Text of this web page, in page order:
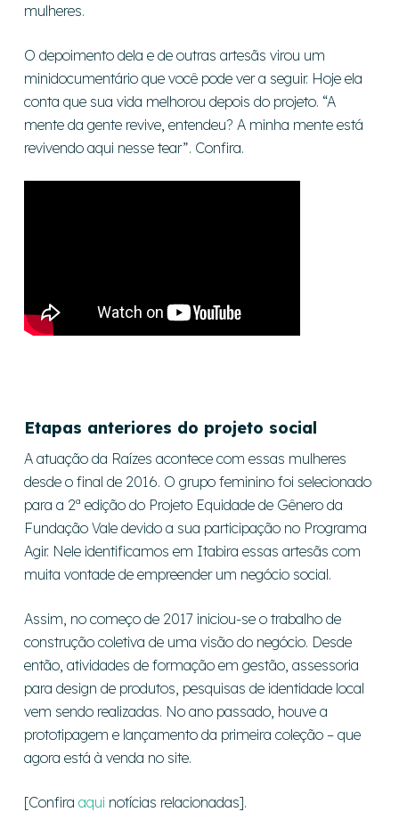
mulheres.
O depoimento dela e de outras artesãs virou um
minidocumentário que você pode ver a seguir. Hoje ela
conta que sua vida melhorou depois do projeto. “A
mente da gente revive, entendeu? A minha mente está
revivendo aqui nesse tear”. Confira.
Etapas anteriores do projeto social
A atuação da Raízes acontece com essas mulheres
desde o final de 2016. O grupo feminino foi selecionado
para a 2ª edição do Projeto Equidade de Gênero da
Fundação Vale devido a sua participação no Programa
Agir. Nele identificamos em Itabira essas artesãs com
muita vontade de empreender um negócio social.
Assim, no começo de 2017 iniciou-se o trabalho de
construção coletiva de uma visão do negócio. Desde
então, atividades de formação em gestão, assessoria
para design de produtos, pesquisas de identidade local
vem sendo realizadas. No ano passado, houve a
prototipagem e lançamento da primeira coleção – que
agora está à venda no site.
[Confira aqui notícias relacionadas].